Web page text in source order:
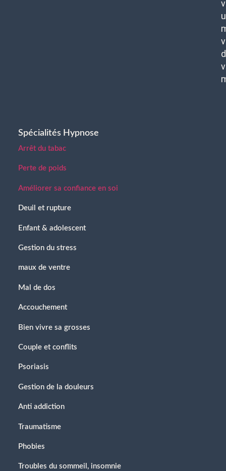
Spécialités Hypnose
Arrêt du tabac
Perte de poids
Améliorer sa confiance en soi
Deuil et rupture
Enfant & adolescent
Gestion du stress
maux de ventre
Mal de dos
Accouchement
Bien vivre sa grosses
Couple et conflits
Psoriasis
Gestion de la douleurs
Anti addiction
Traumatisme
Phobies
Troubles du sommeil, insomnie